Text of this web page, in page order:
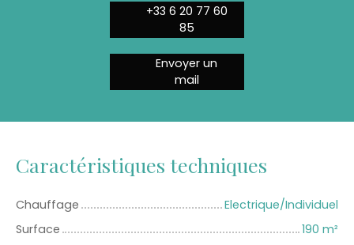
+33 6 20 77 60
85
Envoyer un
mail
Caractéristiques techniques
Chauffage
Electrique/Individuel
Surface
190 m²